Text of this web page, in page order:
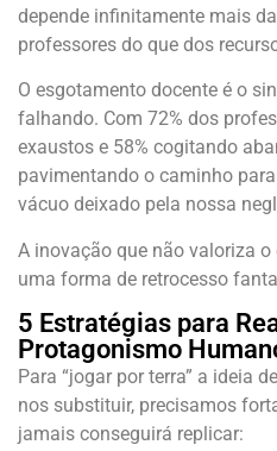
depende infinitamente mais
professores do que dos
O esgotamento docente é o
falhando. Com 72% dos
exaustos e 58% cogitando
pavimentando o caminho
vácuo deixado pela nossa
A inovação que não valoriza o
uma forma de retrocesso
5 Estratégias para
Protagonismo
Para “jogar por terra” a ideia
nos substituir, precisamos
jamais conseguirá replicar: